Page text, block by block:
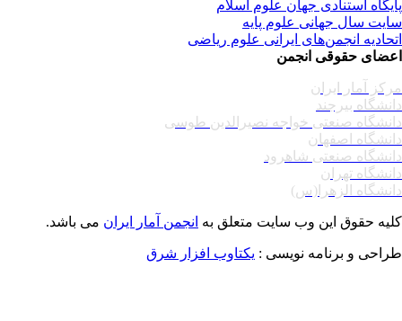
استنادی جهان علوم اسلام
سال جهانی علوم پایه
انجمن‌های ایرانی علوم ریاضی
حقوقی انجمن
آمار ایران
بیرجند
صنعتی خواجه نصیرالدین طوسی
اصفهان
صنعتی شاهرود
تهران
الزهرا(س)
حقوق این وب سایت متعلق بهانجمن آمار ایرانمی باشد.
و برنامه نویسی : یکتاوب افزار شرق